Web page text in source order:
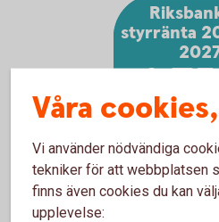
styrränta
Våra
Vi använder nödvändiga
tekniker för att webbplatsen
finns även cookies du kan
upplevelse: